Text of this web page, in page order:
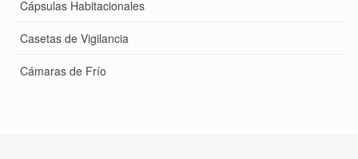
Cápsulas Habitacionales
Casetas de Vigilancia
Cámaras de Frío